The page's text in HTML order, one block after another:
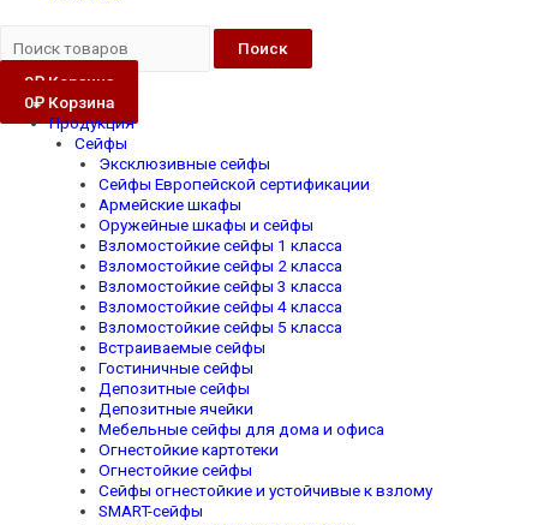
Поиск
0₽ Корзина
0₽ Корзина
Продукция
Сейфы
Эксклюзивные сейфы
Сейфы Европейской сертификации
Армейские шкафы
Оружейные шкафы и сейфы
Взломостойкие сейфы 1 класса
Взломостойкие сейфы 2 класса
Взломостойкие сейфы 3 класса
Взломостойкие сейфы 4 класса
Взломостойкие сейфы 5 класса
Встраиваемые сейфы
Гостиничные сейфы
Депозитные сейфы
Депозитные ячейки
Мебельные сейфы для дома и офиса
Огнестойкие картотеки
Огнестойкие сейфы
Сейфы огнестойкие и устойчивые к взлому
SMART-сейфы